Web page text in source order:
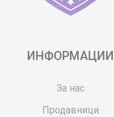
ИНФОРМАЦИИ
За нас
Продавници